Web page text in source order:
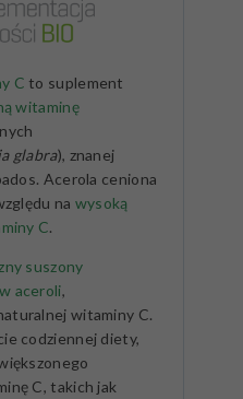
C to suplement
witaminę
glabra), znanej
Acerola ceniona
na wysoką
C.
suszony
aceroli,
witaminy C.
codziennej diety,
C, takich jak